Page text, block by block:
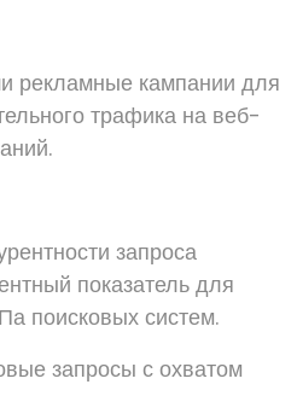
рекламные кампании для
трафика на веб-
запроса
показатель для
поисковых систем.
запросы с охватом